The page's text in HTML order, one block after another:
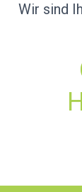
Wir sind